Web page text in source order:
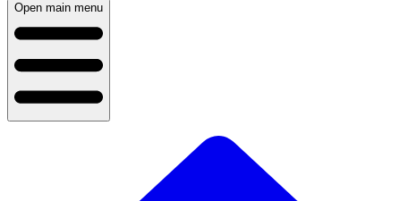
Open main menu